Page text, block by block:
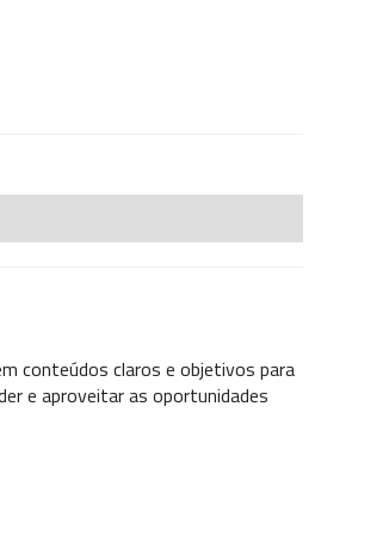
conteúdos claros e objetivos para
e aproveitar as oportunidades